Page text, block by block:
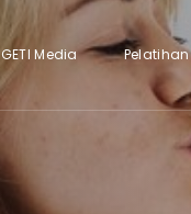
GETI Media Pelatihan